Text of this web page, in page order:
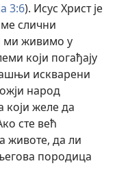
3:6). Исус Христ је
слични
ми живимо у
који погађају
искварени
народ
који желе да
сте већ
животе, да ли
породица